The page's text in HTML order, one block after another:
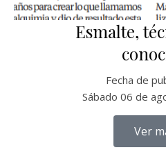
Esmalte,
Fecha de
Sábado 06 de
Ver